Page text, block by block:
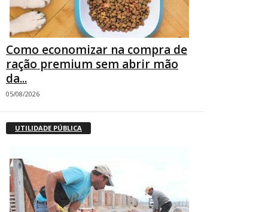
Como economizar na compra de
ração premium sem abrir mão
da...
05/08/2026
UTILIDADE PÚBLICA